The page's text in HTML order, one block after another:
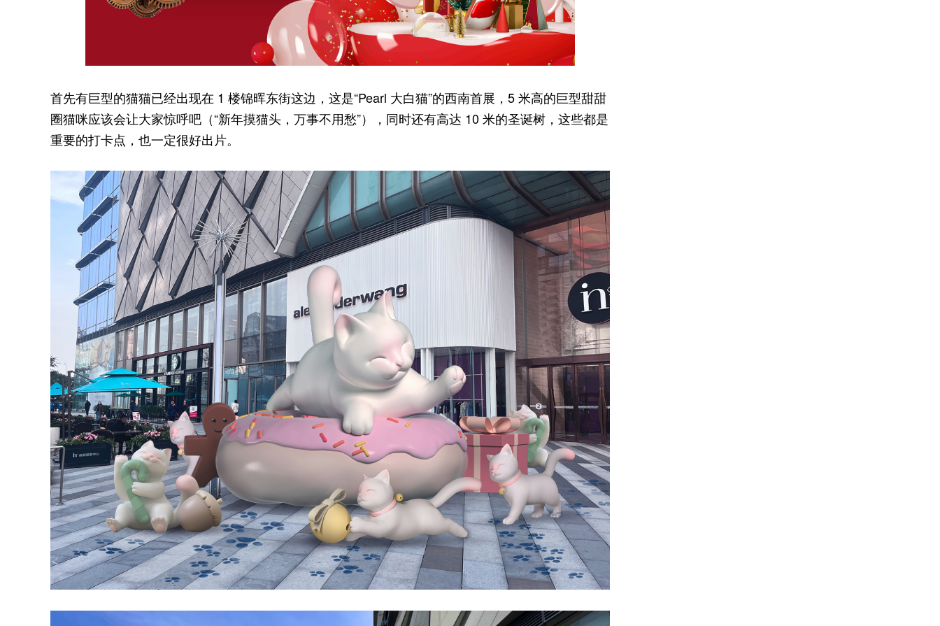
首先有巨型的猫猫已经出现在 1 楼锦晖东街这边，这是“Pearl 大白猫”的西南首展，5 米高的巨型甜甜
圈猫咪应该会让大家惊呼吧（“新年摸猫头，万事不用愁”），同时还有高达 10 米的圣诞树，这些都是
重要的打卡点，也一定很好出片。